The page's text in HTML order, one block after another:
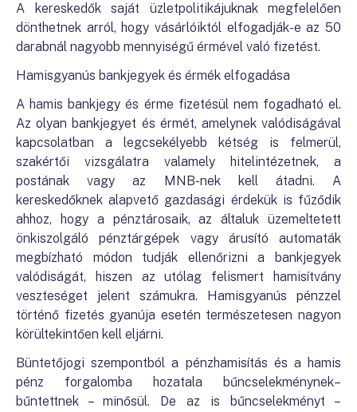
A kereskedők saját üzletpolitikájuknak megfelelően
dönthetnek arról, hogy vásárlóiktól elfogadják-e az 50
darabnál nagyobb mennyiségű érmével való fizetést.
Hamisgyanús bankjegyek és érmék elfogadása
A hamis bankjegy és érme fizetésül nem fogadható el.
Az olyan bankjegyet és érmét, amelynek valódiságával
kapcsolatban a legcsekélyebb kétség is felmerül,
szakértői vizsgálatra valamely hitelintézetnek, a
postának vagy az MNB-nek kell átadni. A
kereskedőknek alapvető gazdasági érdekük is fűződik
ahhoz, hogy a pénztárosaik, az általuk üzemeltetett
önkiszolgáló pénztárgépek vagy árusító automaták
megbízható módon tudják ellenőrizni a bankjegyek
valódiságát, hiszen az utólag felismert hamisítvány
veszteséget jelent számukra. Hamisgyanús pénzzel
történő fizetés gyanúja esetén természetesen nagyon
körültekintően kell eljárni.
Büntetőjogi szempontból a pénzhamisítás és a hamis
pénz forgalomba hozatala bűncselekménynek–
bűntettnek – minősül. De az is bűncselekményt –